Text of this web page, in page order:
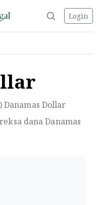
Login
Danamas Dollar
dana Danamas